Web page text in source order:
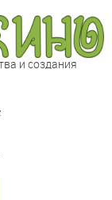
и создания